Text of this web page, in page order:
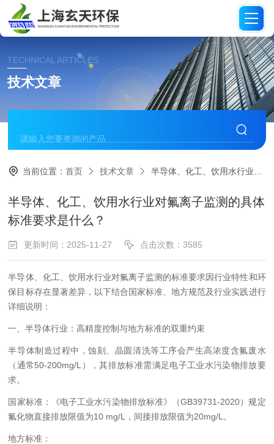
TECHNICAL ARTICLES
技术文章
当前位置：首页 技术文章 半导体、化工、饮用水行业对氟离子监测的具体标准要求是什么？
半导体、化工、饮用水行业对氟离子监测的具体
标准要求是什么？
更新时间：2025-11-27 点击次数：3585
半导体、化工、饮用水行业对氟离子监测的标准要求因行业特性和环
保目标存在显著差异，以下结合国家标准、地方规范及行业实践进行
详细说明：
一、半导体行业：高精度控制与地方标准的双重约束
半导体制造过程中，蚀刻、晶圆清洗等工序会产生高浓度含氟废水
（通常50-200mg/L），其排放标准需满足电子工业水污染物排放要
求。
国家标准：《电子工业水污染物排放标准》（GB39731-2020）规定
氟化物直接排放限值为10 mg/L，间接排放限值为20mg/L。
地方标准：